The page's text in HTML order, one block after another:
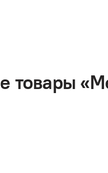
товары